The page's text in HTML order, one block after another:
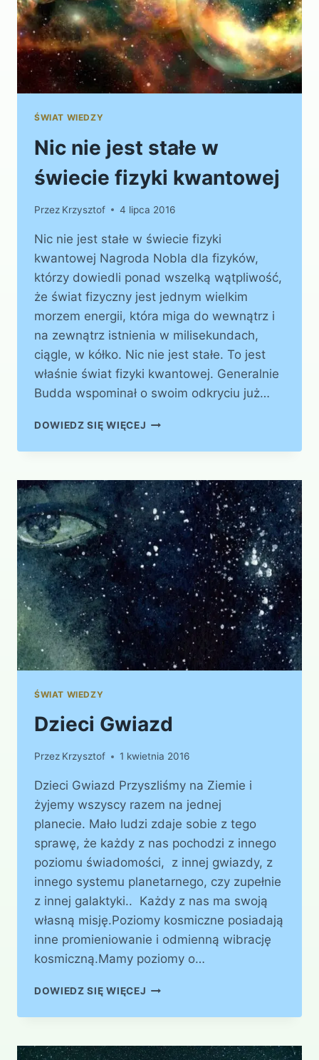
ŚWIAT WIEDZY
Nic nie jest stałe w
świecie fizyki kwantowej
Przez Krzysztof 4 lipca 2016
Nic nie jest stałe w świecie fizyki
kwantowej Nagroda Nobla dla fizyków,
którzy dowiedli ponad wszelką wątpliwość,
że świat fizyczny jest jednym wielkim
morzem energii, która miga do wewnątrz i
na zewnątrz istnienia w milisekundach,
ciągle, w kółko. Nic nie jest stałe. To jest
właśnie świat fizyki kwantowej. Generalnie
Budda wspominał o swoim odkryciu już…
DOWIEDZ SIĘ WIĘCEJ NIC
JEST
W
ŚWIECIE
FIZYKI
KWANTOWEJ
ŚWIAT WIEDZY
Dzieci Gwiazd
Przez Krzysztof 1 kwietnia 2016
Dzieci Gwiazd Przyszliśmy na Ziemie i
żyjemy wszyscy razem na jednej
planecie. Mało ludzi zdaje sobie z tego
sprawę, że każdy z nas pochodzi z innego
poziomu świadomości, z innej gwiazdy, z
innego systemu planetarnego, czy zupełnie
z innej galaktyki.. Każdy z nas ma swoją
własną misję.Poziomy kosmiczne posiadają
inne promieniowanie i odmienną wibrację
kosmiczną.Mamy poziomy o…
DOWIEDZ SIĘ WIĘCEJ DZIECI